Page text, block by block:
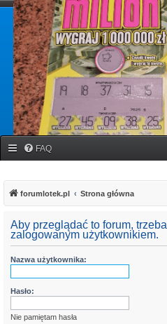
forumlotek.pl
Forum gier liczbowych
FAQ
forumlotek.pl Strona główna
Aby przeglądać to forum,
zalogowanym użytkownikiem.
Nazwa użytkownika:
Hasło:
Nie pamiętam hasła